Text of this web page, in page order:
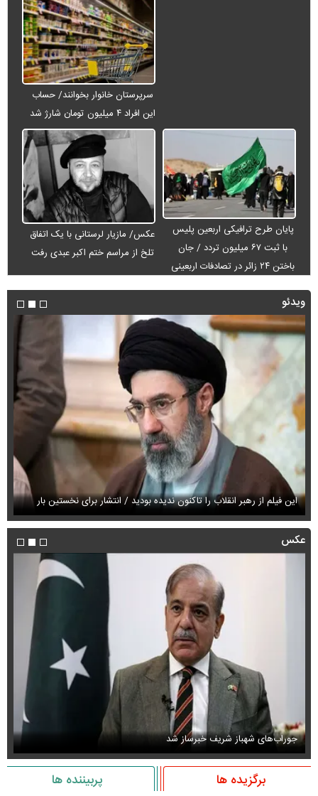
سرپرستان خانوار بخوانند/ حساب
این افراد ۴ میلیون تومان شارژ شد
پایان طرح ترافیکی اربعین پلیس
با ثبت ۶۷ میلیون تردد / جان
باختن ۲۴ زائر در تصادفات اربعینی
عکس/ مازیار لرستانی با یک اتفاق
تلخ از مراسم ختم اکبر عبدی رفت
ویدئو
این فیلم از رهبر انقلاب را تاکنون ندیده بودید / انتشار برای نخستین بار
عکس
جوراب‌های شهباز شریف خبرساز شد
برگزیده ها پربیننده ها